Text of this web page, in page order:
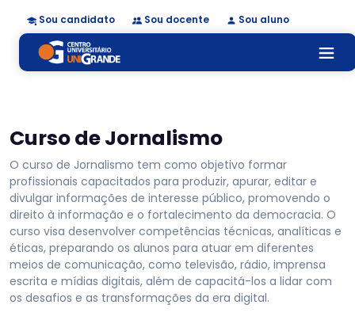
Sou candidato Sou docente Sou aluno
Curso de Jornalismo
O curso de Jornalismo tem como objetivo formar
profissionais capacitados para produzir, apurar, editar e
divulgar informações de interesse público, promovendo o
direito à informação e o fortalecimento da democracia. O
curso visa desenvolver competências técnicas, analíticas e
éticas, preparando os alunos para atuar em diferentes
meios de comunicação, como televisão, rádio, imprensa
escrita e mídias digitais, além de capacitá-los a lidar com
os desafios e as transformações da era digital.